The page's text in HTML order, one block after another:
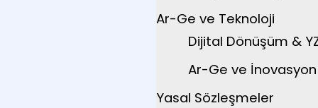
Ar-Ge ve Teknoloji
Dijital Dönüşüm &
Ar-Ge ve İnovasyon
Yasal Sözleşmeler